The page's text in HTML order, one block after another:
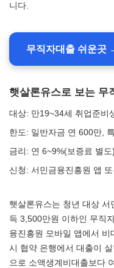
니다.
무직자대출 쉬운곳
햇살론유스로 보는 무
대상: 만19~34세 취업준비
한도: 일반자금 연 600만,
금리: 연 6~9%(보증료 별도)
신청: 서민금융진흥원 앱
햇살론유스는 청년 대상 서
득 3,500만원 이하인 무직
융진흥원 모바일 앱에서
시 협약 은행에서 대출이
으로 소액생계비대출보다